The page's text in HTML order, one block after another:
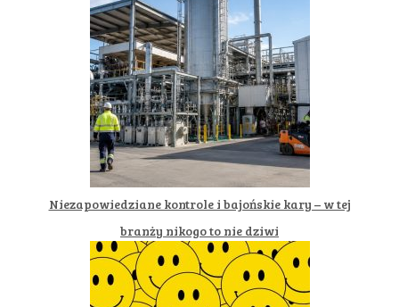
Niezapowiedziane kontrole i bajońskie kary – w tej
branży nikogo to nie dziwi